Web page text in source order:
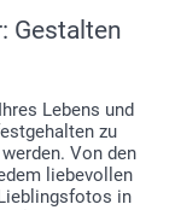
Gestalten
Lebens und
zu
Von den
liebevollen
in